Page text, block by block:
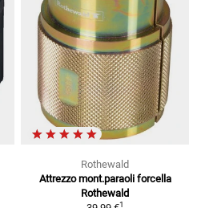
Rothewald
Attrezzo mont.paraoli forcella
Rothewald
1